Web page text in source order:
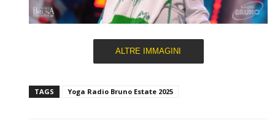
ALTRE IMMAGINI
TAGS Yoga Radio Bruno Estate 2025